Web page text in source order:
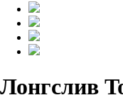
Лонгслив